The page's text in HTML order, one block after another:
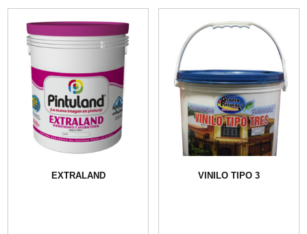
EXTRALAND VINILO TIPO 3